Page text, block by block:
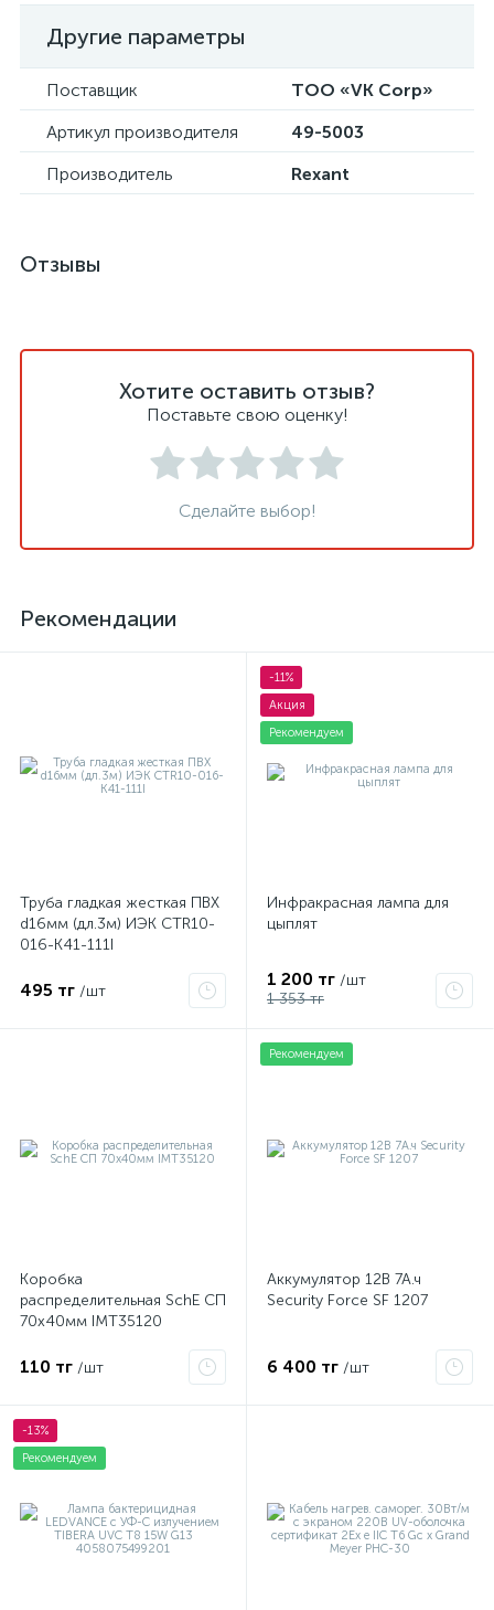
Другие параметры
Поставщик
ТОО «VK Corp»
Артикул производителя
49-5003
Производитель
Rexant
Отзывы
Хотите оставить отзыв?
Поставьте свою оценку!
Сделайте выбор!
Рекомендации
Труба гладкая жесткая ПВХ
d16мм (дл.3м) ИЭК CTR10-
016-K41-111I
495 тг /шт
-11%
Акция
Рекомендуем
Инфракрасная лампа для
цыплят
1 200 тг /шт
1 353 тг
Коробка
распределительная SchE СП
70х40мм IMT35120
110 тг /шт
Рекомендуем
Аккумулятор 12В 7А.ч
Security Force SF 1207
6 400 тг /шт
-13%
Рекомендуем